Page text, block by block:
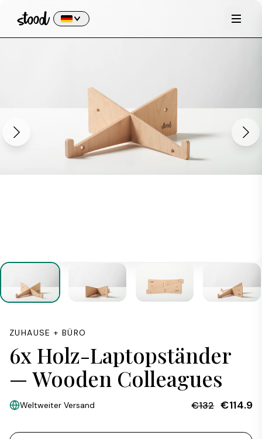
ZUHAUSE + BÜRO
6x Holz-Laptopständer
— Wooden Colleagues
Weltweiter Versand €132 €114.9